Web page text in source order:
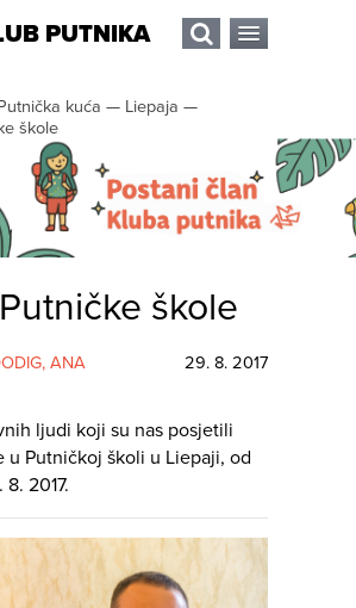
PUTNIKA
kuća — Liepaja —
škole
škole
, ANA
29. 8. 2017
ljudi koji su nas posjetili
u Putničkoj školi u Liepaji, od
8. 2017.